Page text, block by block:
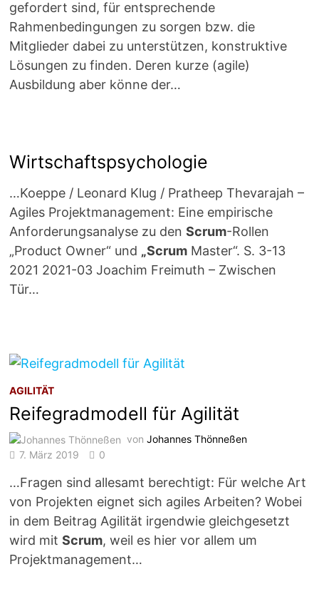
gefordert sind, für entsprechende
Rahmenbedingungen zu sorgen bzw. die
Mitglieder dabei zu unterstützen, konstruktive
Lösungen zu finden. Deren kurze (agile)
Ausbildung aber könne der…
Wirtschaftspsychologie
…Koeppe / Leonard Klug / Pratheep Thevarajah –
Agiles Projektmanagement: Eine empirische
Anforderungsanalyse zu denScrum-Rollen
„Product Owner“ und „Scrum Master“. S. 3-13
2021 2021-03 Joachim Freimuth – Zwischen
Tür…
AGILITÄT
Reifegradmodell für Agilität
vonJohannes Thönneßen
7. März 2019
0
…Fragen sind allesamt berechtigt: Für welche Art
von Projekten eignet sich agiles Arbeiten? Wobei
in dem Beitrag Agilität irgendwie gleichgesetzt
wird mitScrum, weil es hier vor allem um
Projektmanagement…